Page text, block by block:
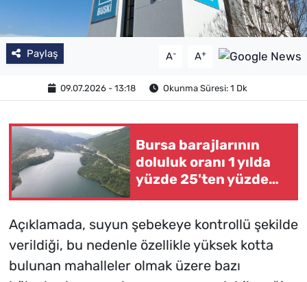
Paylaş A- A+
09.07.2026 - 13:18 Okunma Süresi: 1 Dk
Bursa barajlarının
doluluk oranı 1 yılda
yüzde 25'ten yüzde
Açıklamada, suyun şebekeye kontrollü şekilde
verildiği, bu nedenle özellikle yüksek kotta
bulunan mahalleler olmak üzere bazı